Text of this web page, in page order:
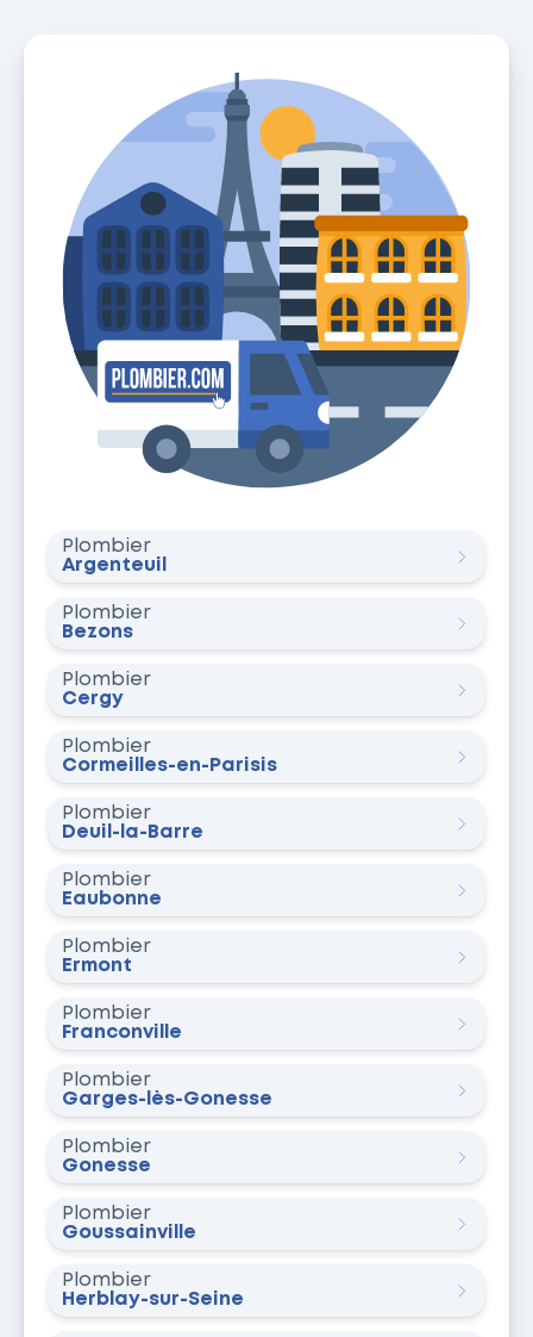
Plombier
Argenteuil
Plombier
Bezons
Plombier
Cergy
Plombier
Cormeilles-en-Parisis
Plombier
Deuil-la-Barre
Plombier
Eaubonne
Plombier
Ermont
Plombier
Franconville
Plombier
Garges-lès-Gonesse
Plombier
Gonesse
Plombier
Goussainville
Plombier
Herblay-sur-Seine